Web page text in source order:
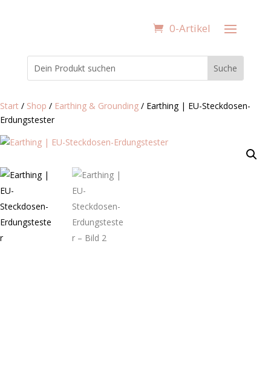
0-Artikel
Start / Shop / Earthing & Grounding / Earthing | EU-Steckdosen-
Erdungstester